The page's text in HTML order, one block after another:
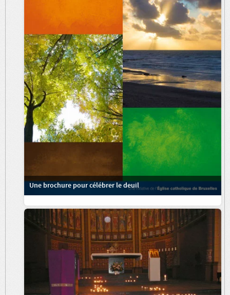
Une brochure pour célébrer le deuil